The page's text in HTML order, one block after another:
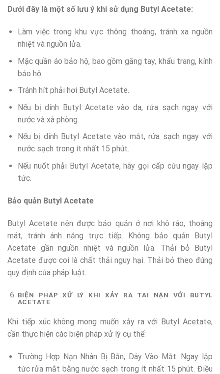
Dưới đây là một số lưu ý khi sử dụng Butyl Acetate:
Làm việc trong khu vực thông thoáng, tránh xa nguồn
nhiệt và nguồn lửa.
Mặc quần áo bảo hộ, bao gồm găng tay, khẩu trang, kính
bảo hộ.
Tránh hít phải hơi Butyl Acetate.
Nếu bị dính Butyl Acetate vào da, rửa sạch ngay với
nước và xà phòng.
Nếu bị dính Butyl Acetate vào mắt, rửa sạch ngay với
nước sạch trong ít nhất 15 phút.
Nếu nuốt phải Butyl Acetate, hãy gọi cấp cứu ngay lập
tức.
Bảo quản Butyl Acetate
Butyl Acetate nên được bảo quản ở nơi khô ráo, thoáng
mát, tránh ánh nắng trực tiếp. Không bảo quản Butyl
Acetate gần nguồn nhiệt và nguồn lửa. Thải bỏ Butyl
Acetate được coi là chất thải nguy hại. Thải bỏ theo đúng
quy định của pháp luật.
BIỆN PHÁP XỬ LÝ KHI XẢY RA TAI NẠN VỚI BUTYL
ACETATE
Khi tiếp xúc không mong muốn xảy ra với Butyl Acetate,
cần thực hiện các biện pháp xử lý cụ thể:
Trường Hợp Nạn Nhân Bị Bắn, Dây Vào Mắt: Ngay lập
tức rửa mắt bằng nước sạch trong ít nhất 15 phút. Điều